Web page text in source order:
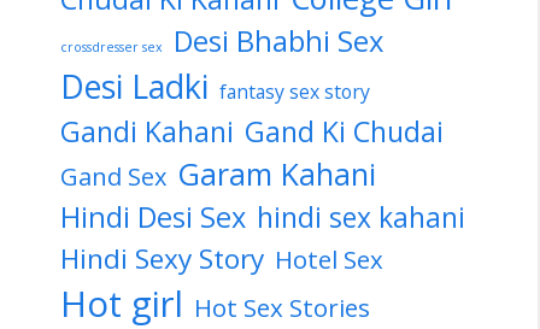
crossdresser sex Desi Bhabhi Sex
Desi Ladki fantasy sex story
Gandi Kahani Gand Ki Chudai
Gand Sex Garam Kahani
Hindi Desi Sex hindi sex kahani
Hindi Sexy Story Hotel Sex
Hot girl Hot Sex Stories